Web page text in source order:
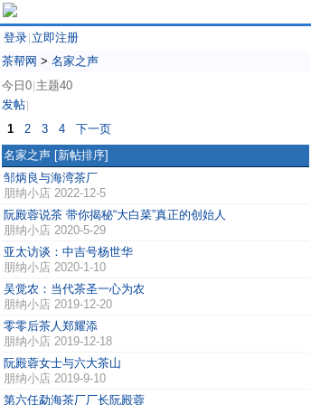
登录 立即注册
茶帮网 > 名家之声
今日0 主题40
发帖
1 2 3 4
下一页
名家之声 [新帖排序]
邹炳良与海湾茶厂
朋纳小店 2022-12-5
阮殿蓉说茶 带你揭秘“大白菜”真正的创始人
朋纳小店 2020-5-29
亚太访谈：中吉号杨世华
朋纳小店 2020-1-10
吴觉农：当代茶圣一心为农
朋纳小店 2019-12-20
零零后茶人郑耀添
朋纳小店 2019-12-18
阮殿蓉女士与六大茶山
朋纳小店 2019-9-10
第六任勐海茶厂厂长阮殿蓉